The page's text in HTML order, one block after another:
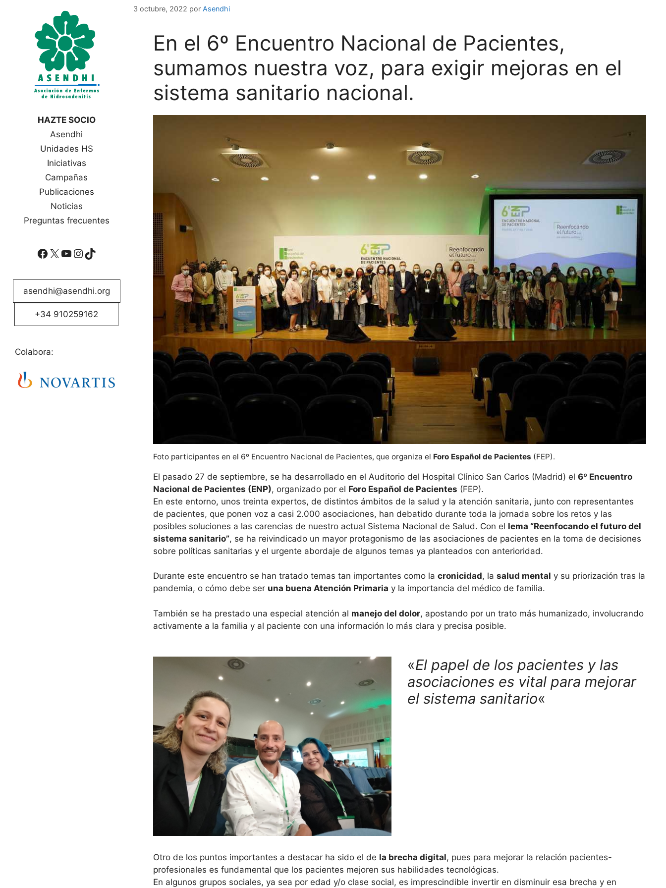
contenido
3 octubre, 2022 por Asendhi
En el 6º Encuentro Nacional de Pacientes,
sumamos nuestra voz, para exigir mejoras en el
sistema sanitario nacional.
Foto participantes en el 6º Encuentro Nacional de Pacientes, que organiza el Foro Español de Pacientes (FEP).
El pasado 27 de septiembre, se ha desarrollado en el Auditorio del Hospital Clínico San Carlos (Madrid) el 6º Encuentro
Nacional de Pacientes (ENP), organizado por el Foro Español de Pacientes (FEP).
En este entorno, unos treinta expertos, de distintos ámbitos de la salud y la atención sanitaria, junto con representantes
de pacientes, que ponen voz a casi 2.000 asociaciones, han debatido durante toda la jornada sobre los retos y las
posibles soluciones a las carencias de nuestro actual Sistema Nacional de Salud. Con el lema “Reenfocando el futuro del
sistema sanitario”, se ha reivindicado un mayor protagonismo de las asociaciones de pacientes en la toma de decisiones
sobre políticas sanitarias y el urgente abordaje de algunos temas ya planteados con anterioridad.
Durante este encuentro se han tratado temas tan importantes como la cronicidad, la salud mental y su priorización tras la
pandemia, o cómo debe ser una buena Atención Primaria y la importancia del médico de familia.
También se ha prestado una especial atención al manejo del dolor, apostando por un trato más humanizado, involucrando
activamente a la familia y al paciente con una información lo más clara y precisa posible.
«El papel de los pacientes y las
asociaciones es vital para mejorar
el sistema sanitario«
Otro de los puntos importantes a destacar ha sido el de la brecha digital, pues para mejorar la relación pacientes-
profesionales es fundamental que los pacientes mejoren sus habilidades tecnológicas.
En algunos grupos sociales, ya sea por edad y/o clase social, es imprescindible invertir en disminuir esa brecha y en
HAZTE SOCIO
Asendhi
Unidades HS
Iniciativas
Campañas
Publicaciones
Noticias
Preguntas frecuentes
Facebook
X YouTube
Instagram
TikTok
asendhi@asendhi.org
+34 910259162
Colabora: